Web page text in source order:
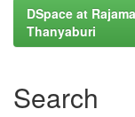
DSpace at
Thanyaburi
Search